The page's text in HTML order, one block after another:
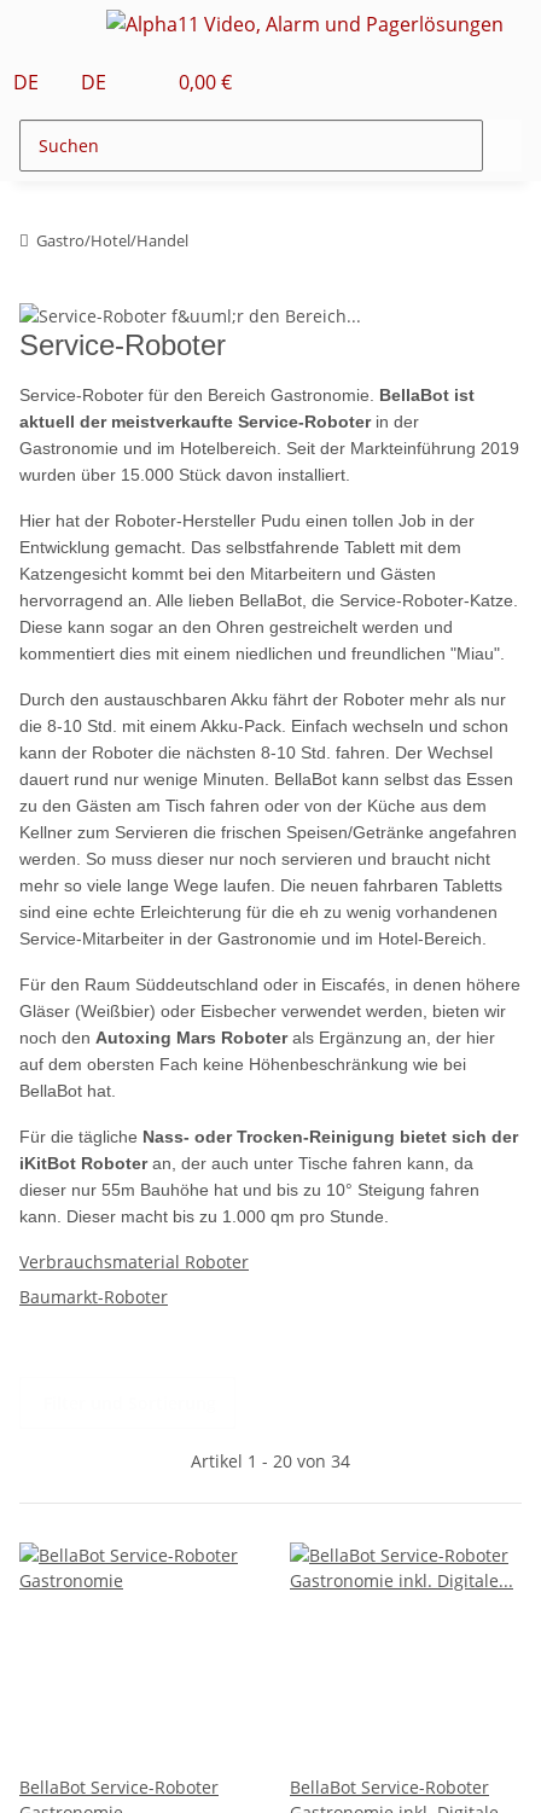
DE DE 0,00 €
Gastro/Hotel/Handel
Service-Roboter
Service-Roboter für den Bereich Gastronomie. BellaBot ist
aktuell der meistverkaufte Service-Roboterin der
Gastronomie und im Hotelbereich. Seit der Markteinführung 2019
wurden über 15.000 Stück davon installiert.
Hier hat der Roboter-Hersteller Pudu einen tollen Job in der
Entwicklung gemacht. Das selbstfahrende Tablett mit dem
Katzengesicht kommt bei den Mitarbeitern und Gästen
hervorragend an. Alle lieben BellaBot, die Service-Roboter-Katze.
Diese kann sogar an den Ohren gestreichelt werden und
kommentiert dies mit einem niedlichen und freundlichen "Miau".
Durch den austauschbaren Akku fährt der Roboter mehr als nur
die 8-10 Std. mit einem Akku-Pack. Einfach wechseln und schon
kann der Roboter die nächsten 8-10 Std. fahren. Der Wechsel
dauert rund nur wenige Minuten. BellaBot kann selbst das Essen
zu den Gästen am Tisch fahren oder von der Küche aus dem
Kellner zum Servieren die frischen Speisen/Getränke angefahren
werden. So muss dieser nur noch servieren und braucht nicht
mehr so viele lange Wege laufen. Die neuen fahrbaren Tabletts
sind eine echte Erleichterung für die eh zu wenig vorhandenen
Service-Mitarbeiter in der Gastronomie und im Hotel-Bereich.
Für den Raum Süddeutschland oder in Eiscafés, in denen höhere
Gläser (Weißbier) oder Eisbecher verwendet werden, bieten wir
noch den Autoxing Mars Roboterals Ergänzung an, der hier
auf dem obersten Fach keine Höhenbeschränkung wie bei
BellaBot hat.
Für die tägliche Nass- oder Trocken-Reinigung bietet sich der
iKitBot Roboteran, der auch unter Tische fahren kann, da
dieser nur 55m Bauhöhe hat und bis zu 10° Steigung fahren
kann. Dieser macht bis zu 1.000 qm pro Stunde.
Verbrauchsmaterial Roboter
Baumarkt-Roboter
Artikel 1 - 20 von 34
BellaBot Service-Roboter
BellaBot Service-Roboter